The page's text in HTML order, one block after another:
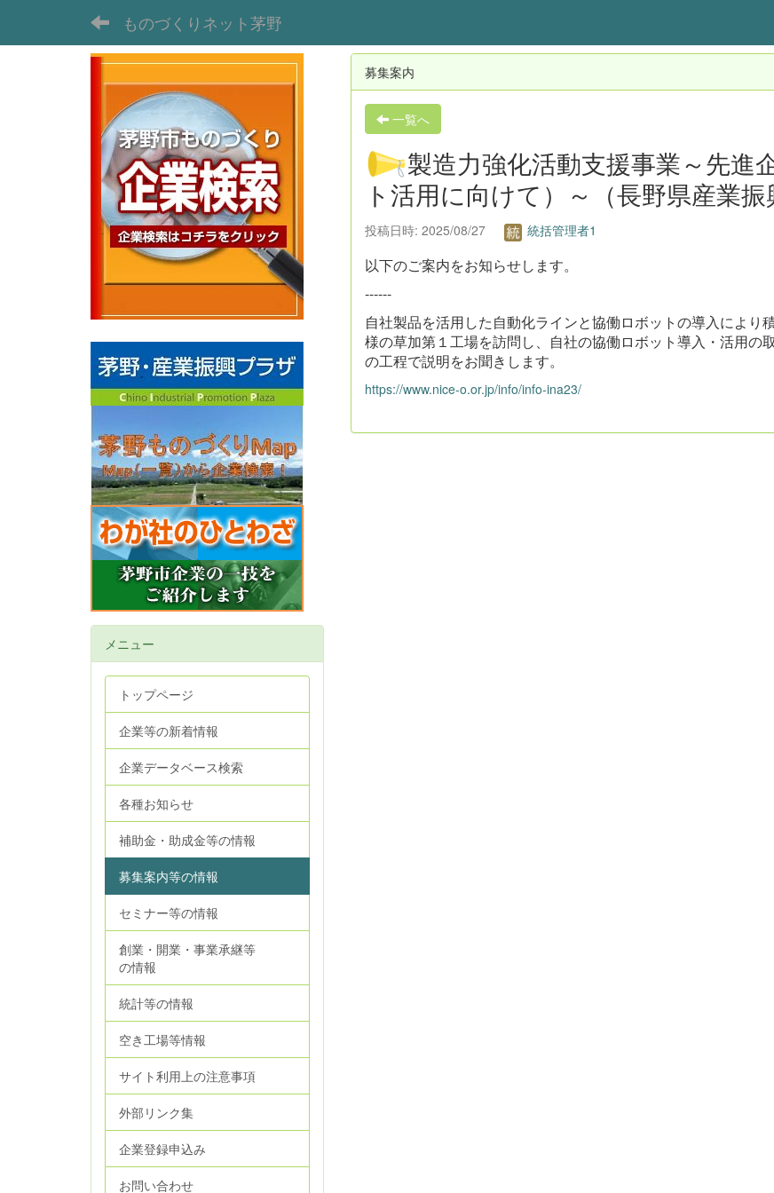
ものづくりネット茅野
募集案内
一覧へ
製造力強化活動支援事業～先進
ト活用に向けて）～（長野県産業振
投稿日時: 2025/08/27 統括管理者1
以下のご案内をお知らせします。
------
自社製品を活用した自動化ラインと協働ロボットの導入により
様の草加第１工場を訪問し、自社の協働ロボット導入・活用の
の工程で説明をお聞きします。
https://www.nice-o.or.jp/info/info-ina23/
メニュー
トップページ
企業等の新着情報
企業データベース検索
各種お知らせ
補助金・助成金等の情報
募集案内等の情報
セミナー等の情報
創業・開業・事業承継等
の情報
統計等の情報
空き工場等情報
サイト利用上の注意事項
外部リンク集
企業登録申込み
お問い合わせ